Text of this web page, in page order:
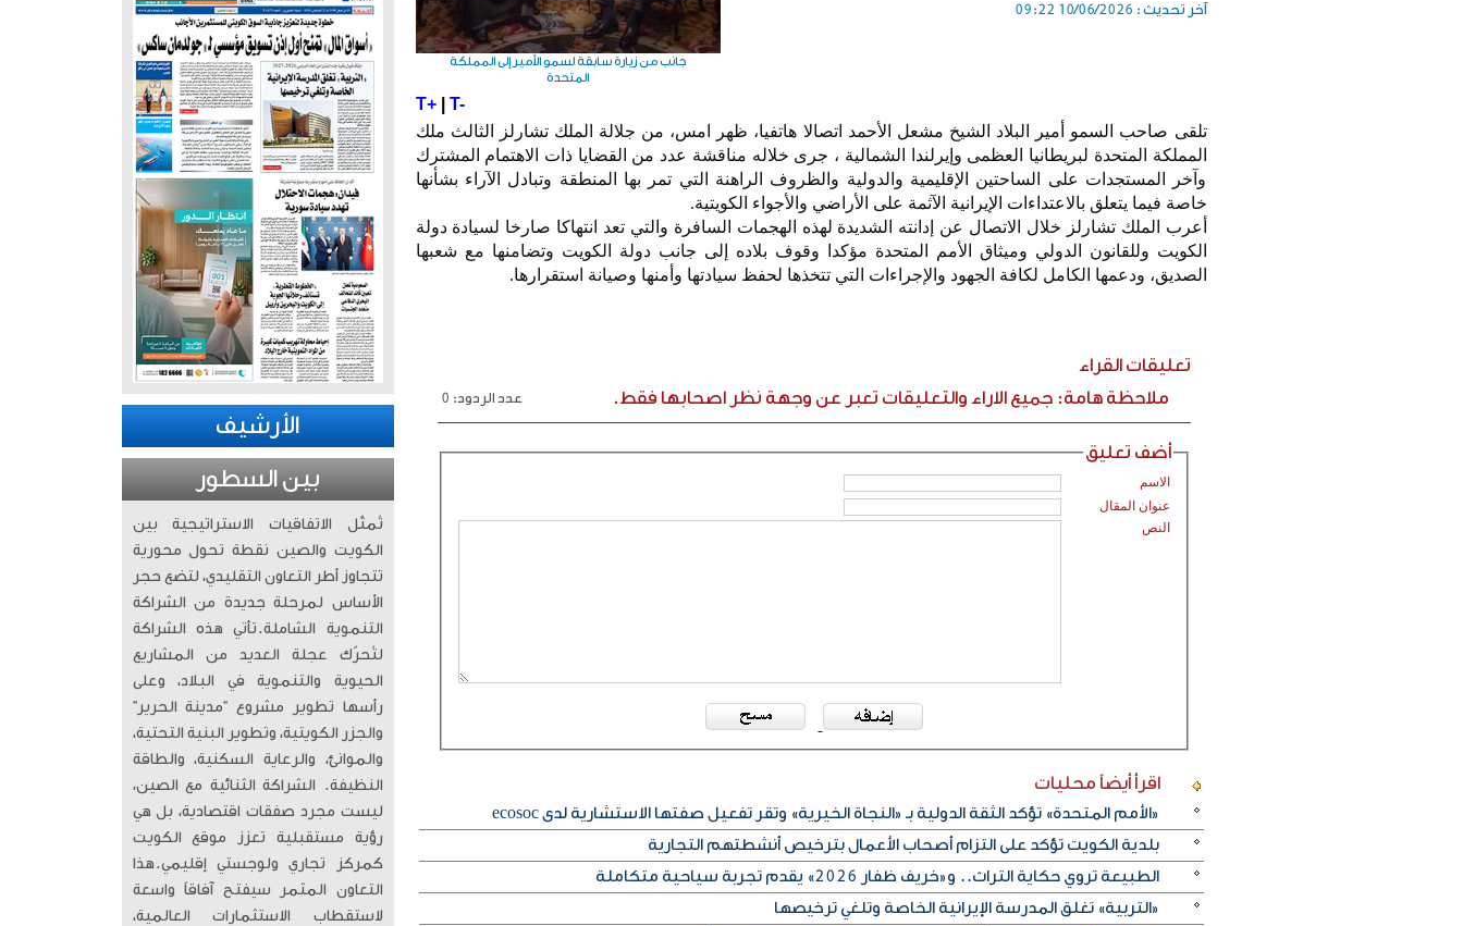
جانب من زيارة سابقة لسمو الأمير إلى المملكة
المتحدة
آخر تحديث : 10/06/2026 09:22
T+| T-
تلقى صاحب السمو أمير البلاد الشيخ مشعل الأحمد اتصالا هاتفيا، ظهر امس، من جلالة الملك تشارلز الثالث ملك
المملكة المتحدة لبريطانيا العظمى وإيرلندا الشمالية ، جرى خلاله مناقشة عدد من القضايا ذات الاهتمام المشترك
وآخر المستجدات على الساحتين الإقليمية والدولية والظروف الراهنة التي تمر بها المنطقة وتبادل الآراء بشأنها
خاصة فيما يتعلق بالاعتداءات الإيرانية الآثمة على الأراضي والأجواء الكويتية.
أعرب الملك تشارلز خلال الاتصال عن إدانته الشديدة لهذه الهجمات السافرة والتي تعد انتهاكا صارخا لسيادة دولة
الكويت وللقانون الدولي وميثاق الأمم المتحدة مؤكدا وقوف بلاده إلى جانب دولة الكويت وتضامنها مع شعبها
الصديق، ودعمها الكامل لكافة الجهود والإجراءات التي تتخذها لحفظ سيادتها وأمنها وصيانة استقرارها.
تعليقات القراء
ملاحظة هامة: جميع الاراء والتعليقات تعبر عن وجهة نظر اصحابها فقط.
عدد الردود: 0
أضف تعليق
الاسم
عنوان المقال
النص
اقرأ أيضاً محليات
«الأمم المتحدة» تؤكد الثقة الدولية بـ «النجاة الخيرية» وتقر تفعيل صفتها الاستشارية لدى ecosoc
بلدية الكويت تؤكد على التزام أصحاب الأعمال بترخيص أنشطتهم التجارية
الطبيعة تروي حكاية التراث.. و«خريف ظفار 2026» يقدم تجربة سياحية متكاملة
«التربية» تغلق المدرسة الإيرانية الخاصة وتلغي ترخيصها
الأرشيف
بين السطور
تُمثّل الاتفاقيات الاستراتيجية بين
الكويت والصين نقطة تحول محورية
تتجاوز أطر التعاون التقليدي، لتضع حجر
الأساس لمرحلة جديدة من الشراكة
التنموية الشاملة. ​تأتي هذه الشراكة
لتُحرّك عجلة العديد من المشاريع
الحيوية والتنموية في البلاد، وعلى
رأسها تطوير مشروع “مدينة الحرير”
والجزر الكويتية، وتطوير البنية التحتية،
والموانئ، والرعاية السكنية، والطاقة
النظيفة. الشراكة الثنائية مع الصين،
ليست مجرد صفقات اقتصادية، بل هي
رؤية مستقبلية تعزز موقع الكويت
كمركز تجاري ولوجستي إقليمي. ​هذا
التعاون المثمر سيفتح آفاقاً واسعة
لاستقطاب الاستثمارات العالمية،